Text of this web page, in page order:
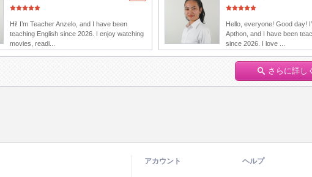
Hi! I’m Teacher Anzelo, and I have been
teaching English since 2026. I enjoy watching
movies, readi...
Hello, everyone! Good day!
Apthon, and I have been
since 2026. I love ...
さらに詳し
アカウント ヘルプ